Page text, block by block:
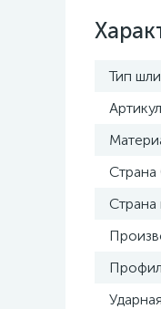
Тип
Артикул
Страна
Страна